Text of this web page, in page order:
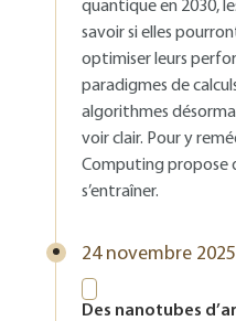
quantique en 2030,
savoir si elles
optimiser leurs
paradigmes de
algorithmes
voir clair. Pour y
Computing propose
s’entraîner.
24 novembre 2025
Des nanotubes